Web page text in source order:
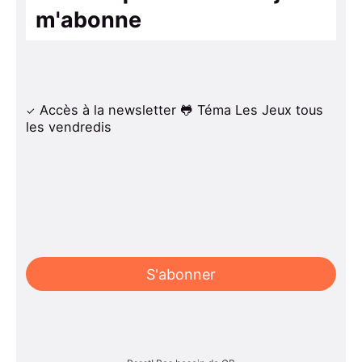
m'abonne
Accès à la newsletter 🐸 Téma Les Jeux tous
les vendredis
S'abonner